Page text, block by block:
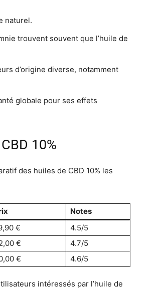
naturel.
trouvent souvent que l’huile de
d’origine diverse, notamment
globale pour ses effets
10%
des huiles de CBD 10% les
Notes
€
4.5/5
€
4.7/5
€ 4.6/5
intéressés par l’huile de